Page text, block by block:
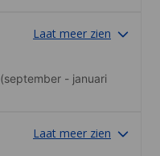
Laat meer zien
(september - januari
Laat meer zien